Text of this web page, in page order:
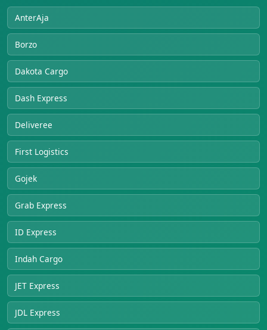
AnterAja
Borzo
Dakota Cargo
Dash Express
Deliveree
First Logistics
Gojek
Grab Express
ID Express
Indah Cargo
JET Express
JDL Express